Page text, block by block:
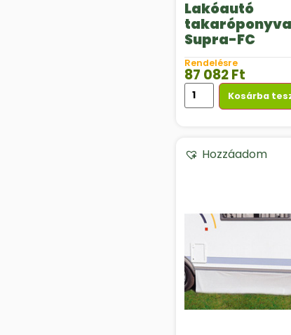
Lakóautó
Supra-FC
Rendelésre
87 082Ft
Kosárba
Hozzáadom